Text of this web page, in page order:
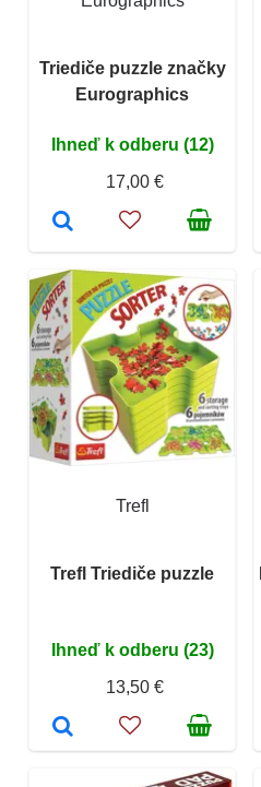
Triediče puzzle značky
Eurographics
Ihneď k odberu (12)
17,00 €
Trefl
Trefl Triediče puzzle
Ihneď k odberu (23)
13,50 €